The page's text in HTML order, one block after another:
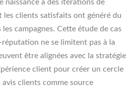
naissance à des itérations de
les clients satisfaits ont généré du
campagnes. Cette étude de cas
ne se limitent pas à la
être alignées avec la stratégie
client pour créer un cercle
clients comme source